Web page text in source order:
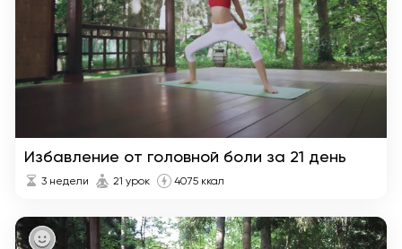
Избавление от головной боли за 21 день
3 недели 21 урок 4075 ккал